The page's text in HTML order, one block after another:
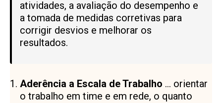
atividades, a avaliação do desempenho e
a tomada de medidas corretivas para
corrigir desvios e melhorar os
resultados.
Aderência a Escala de Trabalho … orientar
o trabalho em time e em rede, o quanto